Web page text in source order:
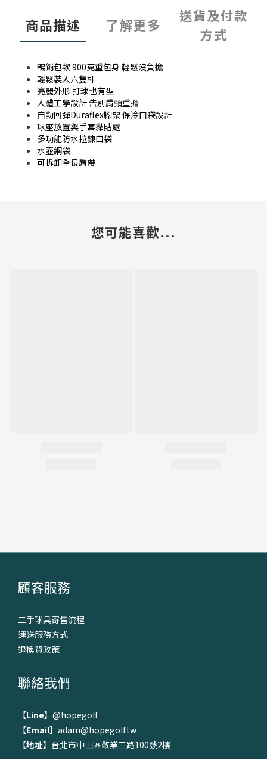
商品描述 了解更多
送貨及付款
方式
暢銷包款 900克重包身 輕鬆沒負擔
輕鬆裝入六隻杆
亮麗外形 打球也有型
人體工學設計 告別肩頸重擔
自動回彈Duraflex腳架 保冷口袋設計
球座放置與手套黏貼處
多功能防水拉鍊口袋
水壺網袋
可拆卸全長肩帶
您可能喜歡...
顧客服務
二手球具寄售流程
運送服務方式
退換貨政策
聯絡我們
【Line】 @hopegolf
【Email】adam@hopegolf.tw
【地址】台北市中山區敬業三路100號2樓